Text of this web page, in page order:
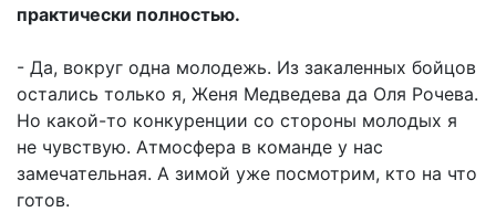
практически полностью.
- Да, вокруг одна молодежь. Из закаленных бойцов
остались только я, Женя Медведева да Оля Рочева.
Но какой-то конкуренции со стороны молодых я
не чувствую. Атмосфера в команде у нас
замечательная. А зимой уже посмотрим, кто на что
готов.